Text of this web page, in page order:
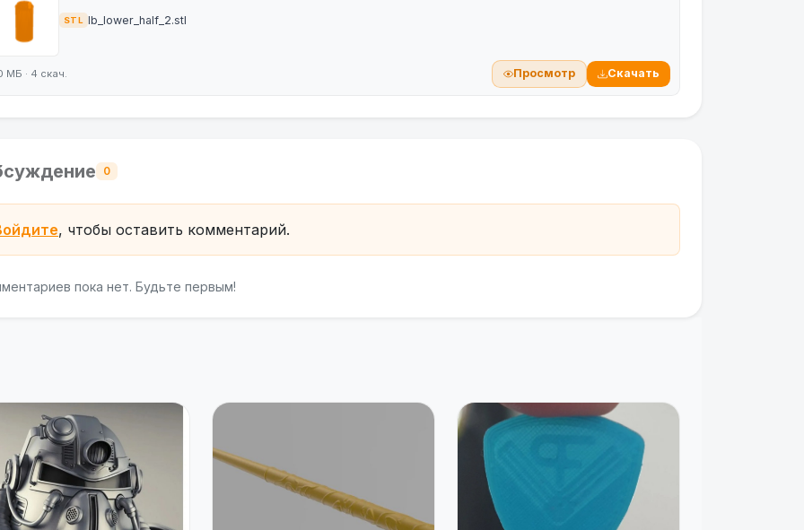
STL lb_lower_half_2.stl
МБ · 4 скач. Просмотр Скачать
0
, чтобы оставить комментарий.
пока нет. Будьте первым!